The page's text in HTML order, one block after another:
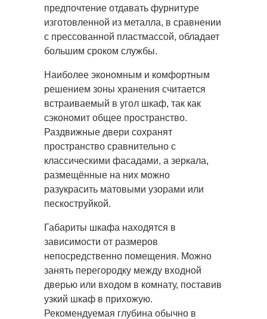
предпочтение отдавать фурнитуре
изготовленной из металла, в сравнении
с прессованной пластмассой, обладает
большим сроком службы.
Наиболее экономным и комфортным
решением зоны хранения считается
встраиваемый в угол шкаф, так как
сэкономит общее пространство.
Раздвижные двери сохранят
пространство сравнительно с
классическими фасадами, а зеркала,
размещённые на них можно
разукрасить матовыми узорами или
пескоструйкой.
Габариты шкафа находятся в
зависимости от размеров
непосредственно помещения. Можно
занять перегородку между входной
дверью или входом в комнату, поставив
узкий шкаф в прихожую.
Рекомендуемая глубина обычно в